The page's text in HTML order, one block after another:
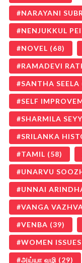
NARAYANI
NENJUKKUL
NOVEL (68)
RAMADEVI
SANTHA SEELA
SELF
SHARMILA
SRILANKA
TAMIL (58)
UNARVU
UNNAI
VANGA
VENBA (39)
WOMEN ISSUES
அய்யா வழி (29)